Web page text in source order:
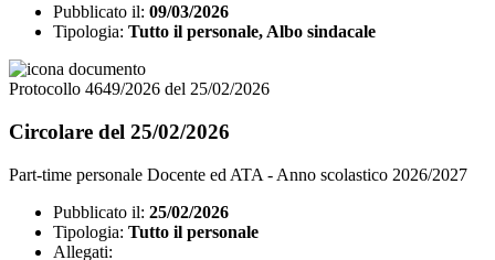
Pubblicato il: 09/03/2026
Tipologia: Tutto il personale, Albo sindacale
Protocollo 4649/2026 del 25/02/2026
Circolare del 25/02/2026
Part-time personale Docente ed ATA - Anno scolastico 2026/2027
Pubblicato il: 25/02/2026
Tipologia: Tutto il personale
Allegati: